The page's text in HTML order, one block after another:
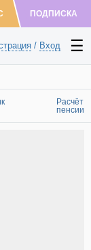
ПОДПИСКА
/ Вход
Расчёт
пенсии